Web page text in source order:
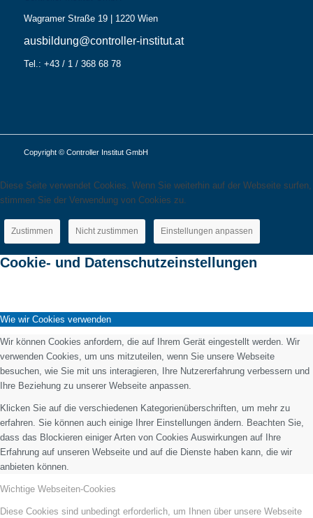
Wagramer Straße 19 | 1220 Wien
ausbildung@controller-institut.at
Tel.: +43 / 1 / 368 68 78
Copyright © Controller Institut GmbH
Diese Seite verwendet Cookies. Wenn Sie weiterhin auf der Webseite surfen,
stimmen Sie der Verwendung von Cookies zu.
Zustimmen Nicht zustimmen Einstellungen anpassen
Cookie- und Datenschutzeinstellungen
Wie wir Cookies verwenden
Wir können Cookies anfordern, die auf Ihrem Gerät eingestellt werden. Wir
verwenden Cookies, um uns mitzuteilen, wenn Sie unsere Webseite
besuchen, wie Sie mit uns interagieren, Ihre Nutzererfahrung verbessern und
Ihre Beziehung zu unserer Webseite anpassen.
Klicken Sie auf die verschiedenen Kategorienüberschriften, um mehr zu
erfahren. Sie können auch einige Ihrer Einstellungen ändern. Beachten Sie,
dass das Blockieren einiger Arten von Cookies Auswirkungen auf Ihre
Erfahrung auf unseren Webseite und auf die Dienste haben kann, die wir
anbieten können.
Wichtige Webseiten-Cookies
Diese Cookies sind unbedingt erforderlich, um Ihnen über unsere Webseite